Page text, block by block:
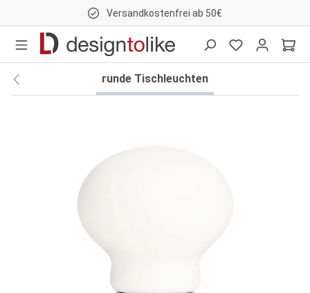
Versandkostenfrei ab 50€
runde Tischleuchten